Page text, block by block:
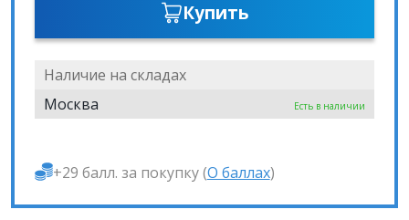
Купить
Наличие на складах
Москва
Есть в наличии
+29 балл. за покупку (О баллах)